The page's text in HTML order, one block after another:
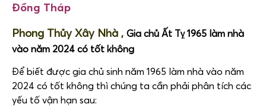
Đồng Tháp
Phong Thủy Xây Nhà , Gia chủ Ất Tỵ 1965 làm nhà
vào năm 2024 có tốt không
Để biết được gia chủ sinh năm 1965 làm nhà vào năm
2024 có tốt không thì chúng ta cần phải phân tích các
yếu tố vận hạn sau: